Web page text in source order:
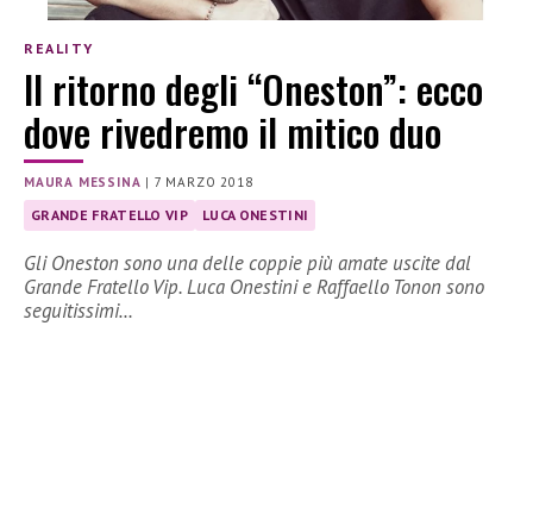
REALITY
Il ritorno degli “Oneston”: ecco
dove rivedremo il mitico duo
MAURA MESSINA | 7 MARZO 2018
GRANDE FRATELLO VIP LUCA ONESTINI
Gli Oneston sono una delle coppie più amate uscite dal
Grande Fratello Vip. Luca Onestini e Raffaello Tonon sono
seguitissimi…